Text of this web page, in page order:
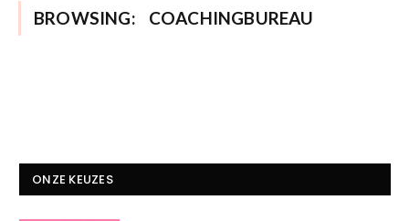
BROWSING: COACHINGBUREAU
ONZE KEUZES